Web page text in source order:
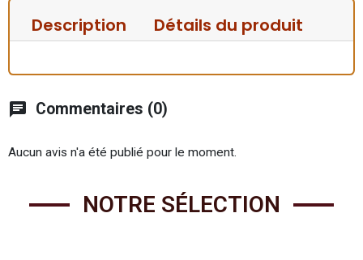
Description Détails du produit
chat Commentaires (0)
Aucun avis n'a été publié pour le moment.
NOTRE SÉLECTION